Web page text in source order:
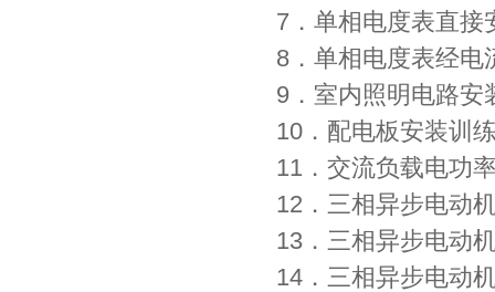
7．单相电度表直接
8．单相电度表经电
9．室内照明电路安
10．配电板安装训
11．交流负载电功
12．三相异步电动
13．三相异步电动
14．三相异步电动